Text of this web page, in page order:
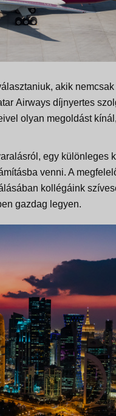
akik
Airways díjnyertes
olyan megoldást
egy különleges
venni. A
kollégáink
gazdag legyen.